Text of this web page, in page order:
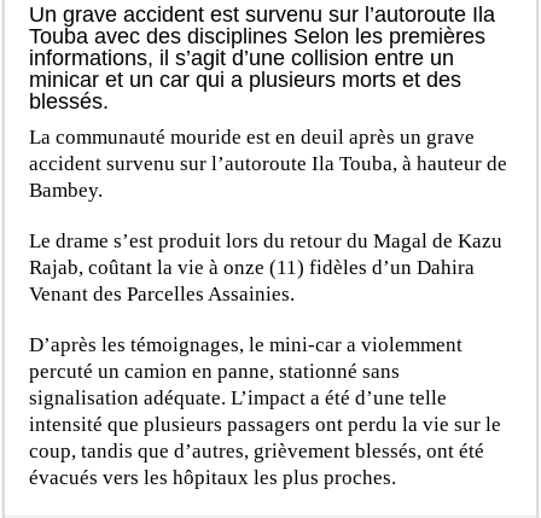
Un grave accident est survenu sur l’autoroute Ila
Touba avec des disciplines Selon les premières
informations, il s’agit d’une collision entre un
minicar et un car qui a plusieurs morts et des
blessés.
La communauté mouride est en deuil après un grave
accident survenu sur l’autoroute Ila Touba, à hauteur de
Bambey.
Le drame s’est produit lors du retour du Magal de Kazu
Rajab, coûtant la vie à onze (11) fidèles d’un Dahira
Venant des Parcelles Assainies.
D’après les témoignages, le mini-car a violemment
percuté un camion en panne, stationné sans
signalisation adéquate. L’impact a été d’une telle
intensité que plusieurs passagers ont perdu la vie sur le
coup, tandis que d’autres, grièvement blessés, ont été
évacués vers les hôpitaux les plus proches.